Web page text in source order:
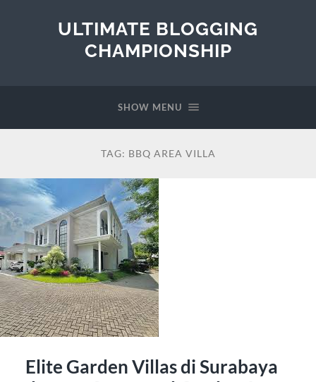
ULTIMATE BLOGGING
CHAMPIONSHIP
SHOW MENU
TAG: BBQ AREA VILLA
Elite Garden Villas di Surabaya